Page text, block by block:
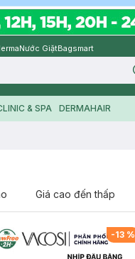
Nước GiặtBagsmart
& SPA DERMAHAIR
Giá cao đến thấp
-13 %